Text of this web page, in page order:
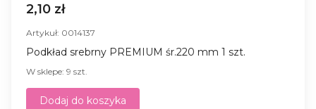
2,10 zł
Artykuł: 0014137
Podkład srebrny PREMIUM śr.220 mm 1 szt.
W sklepe: 9 szt.
Dodaj do koszyka